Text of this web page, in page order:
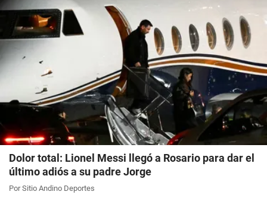
Dolor total: Lionel Messi llegó a Rosario para dar el
último adiós a su padre Jorge
Por Sitio Andino Deportes